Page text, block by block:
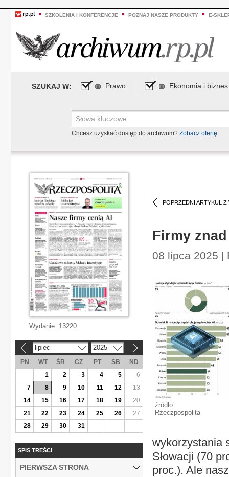
SZKOLENIA I KONFERENCJE POZNAJ NASZE PRODUKTY E-
SZUKAJ W: Prawo Ekonomia i biznes
Chcesz uzyskać dostęp do archiwum? Zobacz ofertę
POPRZEDNI ARTYKUŁ Z
Firmy
08 lipca 2025 |
źródło:
Rzeczpospolita
wykorzystania
Słowacji (70
proc.). Ale
Wydanie: 13220
lipiec 2025
PN WT ŚR CZ PT SB
ND
1
2 3 4 5
6
7
8 9 10 11 12
13
14
15 16 17 18 19
20
21
22 23 24 25 26
27
28
29 30 31
SPIS TREŚCI
PIERWSZA STRONA